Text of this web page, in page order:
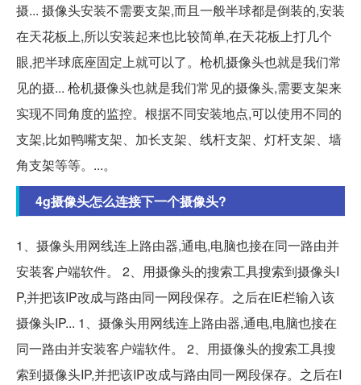
摄... 摄像头安装不需要支架,而且一般半球都是倒装的,安装
在天花板上,所以安装起来也比较简单,在天花板上打几个
眼,把半球底座固定上就可以了。枪机摄像头也就是我们常
见的摄... 枪机摄像头也就是我们常见的摄像头,需要支架来
实现不同角度的监控。根据不同安装地点,可以使用不同的
支架,比如鸭嘴支架、加长支架、线杆支架、灯杆支架、墙
角支架等等。...。
4g摄像头怎么连接下一个摄像头?
1、摄像头用网线连上路由器,通电,电脑也接在同一路由并
安装客户端软件。 2、用摄像头的搜索工具搜索到摄像头I
P,并把该IP改成与路由同一网段保存。之后在IE栏输入该
摄像头IP... 1、摄像头用网线连上路由器,通电,电脑也接在
同一路由并安装客户端软件。 2、用摄像头的搜索工具搜
索到摄像头IP,并把该IP改成与路由同一网段保存。之后在I